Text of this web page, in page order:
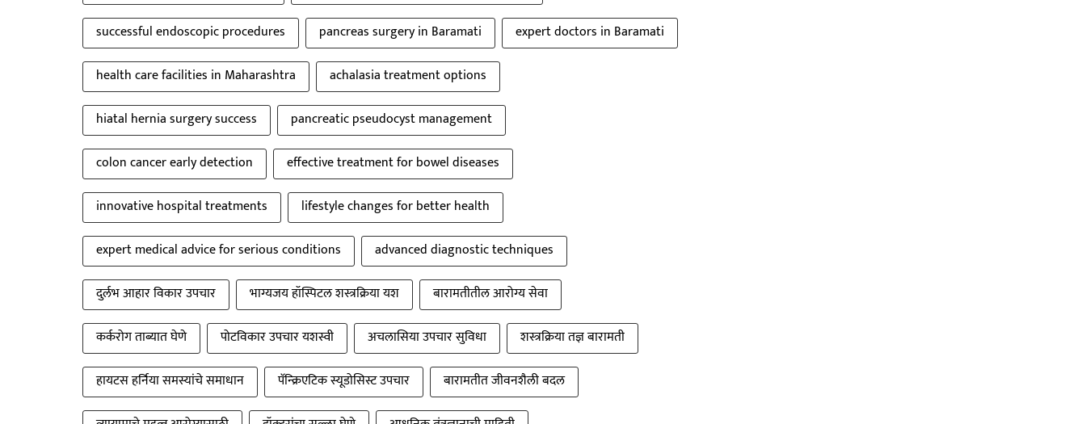
successful endoscopic procedures
pancreas surgery in Baramati
expert doctors in Baramati
health care facilities in Maharashtra
achalasia treatment options
hiatal hernia surgery success
pancreatic pseudocyst management
colon cancer early detection
effective treatment for bowel diseases
innovative hospital treatments
lifestyle changes for better health
expert medical advice for serious conditions
advanced diagnostic techniques
दुर्लभ आहार विकार उपचार
भाग्यजय हॉस्पिटल शस्त्रक्रिया यश
बारामतीतील आरोग्य सेवा
कर्करोग ताब्यात घेणे
पोटविकार उपचार यशस्वी अचलासिया उपचार सुविधा
शस्त्रक्रिया तज्ञ बारामती
हायटस हर्निया समस्यांचे समाधान
पॅन्क्रिएटिक स्यूडोसिस्ट उपचार
बारामतीत जीवनशैली बदल